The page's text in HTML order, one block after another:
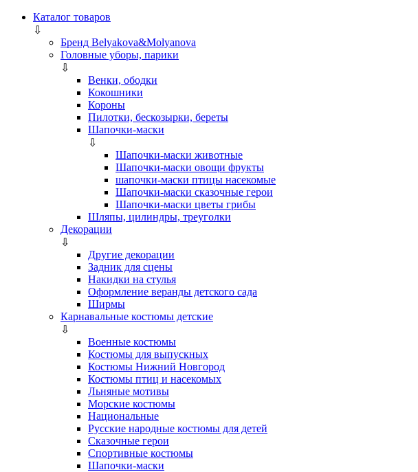
Каталог товаров
⇩
Бренд Belyakova&Molyanova
Головные уборы, парики
⇩
Венки, ободки
Кокошники
Короны
Пилотки, бескозырки, береты
Шапочки-маски
⇩
Шапочки-маски животные
Шапочки-маски овощи фрукты
шапочки-маски птицы насекомые
Шапочки-маски сказочные герои
Шапочки-маски цветы грибы
Шляпы, цилиндры, треуголки
Декорации
⇩
Другие декорации
Задник для сцены
Накидки на стулья
Оформление веранды детского сада
Ширмы
Карнавальные костюмы детские
⇩
Военные костюмы
Костюмы для выпускных
Костюмы Нижний Новгород
Костюмы птиц и насекомых
Льняные мотивы
Морские костюмы
Национальные
Русские народные костюмы для детей
Сказочные герои
Спортивные костюмы
Шапочки-маски